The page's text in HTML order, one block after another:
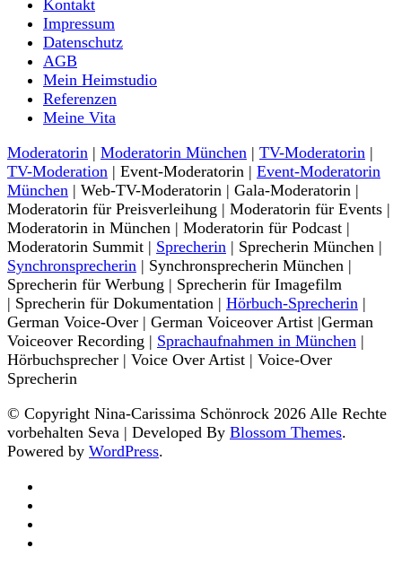
Nina-Carissima Schönrock
Moderatorin und Sprecherin
Kontakt
Impressum
Datenschutz
AGB
Mein Heimstudio
Referenzen
Meine Vita
Moderatorin | Moderatorin München | TV-Moderatorin |
TV-Moderation | Event-Moderatorin | Event-Moderatorin
München | Web-TV-Moderatorin | Gala-Moderatorin |
Moderatorin für Preisverleihung | Moderatorin für Events |
Moderatorin in München | Moderatorin für Podcast |
Moderatorin Summit | Sprecherin | Sprecherin München |
Synchronsprecherin | Synchronsprecherin München |
Sprecherin für Werbung | Sprecherin für Imagefilm
| Sprecherin für Dokumentation | Hörbuch-Sprecherin |
German Voice-Over | German Voiceover Artist |German
Voiceover Recording | Sprachaufnahmen in München |
Hörbuchsprecher | Voice Over Artist | Voice-Over
Sprecherin
© Copyright Nina-Carissima Schönrock 2026 Alle Rechte
vorbehalten Seva | Developed By Blossom Themes.
Powered by WordPress.